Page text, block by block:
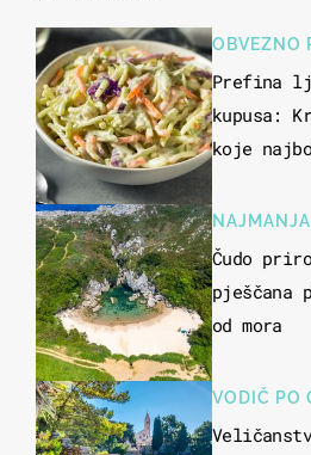
OBVEZNO
Prefina
kupusa:
koje
Čudo
pješčana
od mora
VODIČ PO